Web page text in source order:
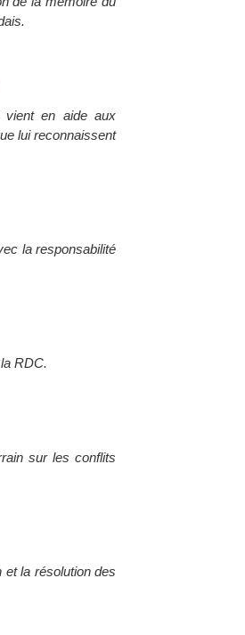
vient en aide aux
lui reconnaissent
la responsabilité
RDC.
sur les conflits
et la résolution des